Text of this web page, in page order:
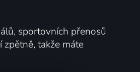
sportovních přenosů
takže máte